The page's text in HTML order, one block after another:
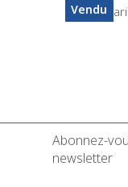
Vendu
Abonnez-
newsletter